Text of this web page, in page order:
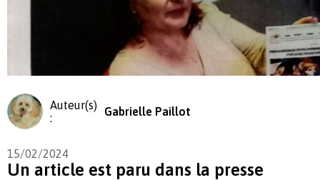
Auteur(s)
:
Gabrielle Paillot
15/02/2024
Un article est paru dans la presse